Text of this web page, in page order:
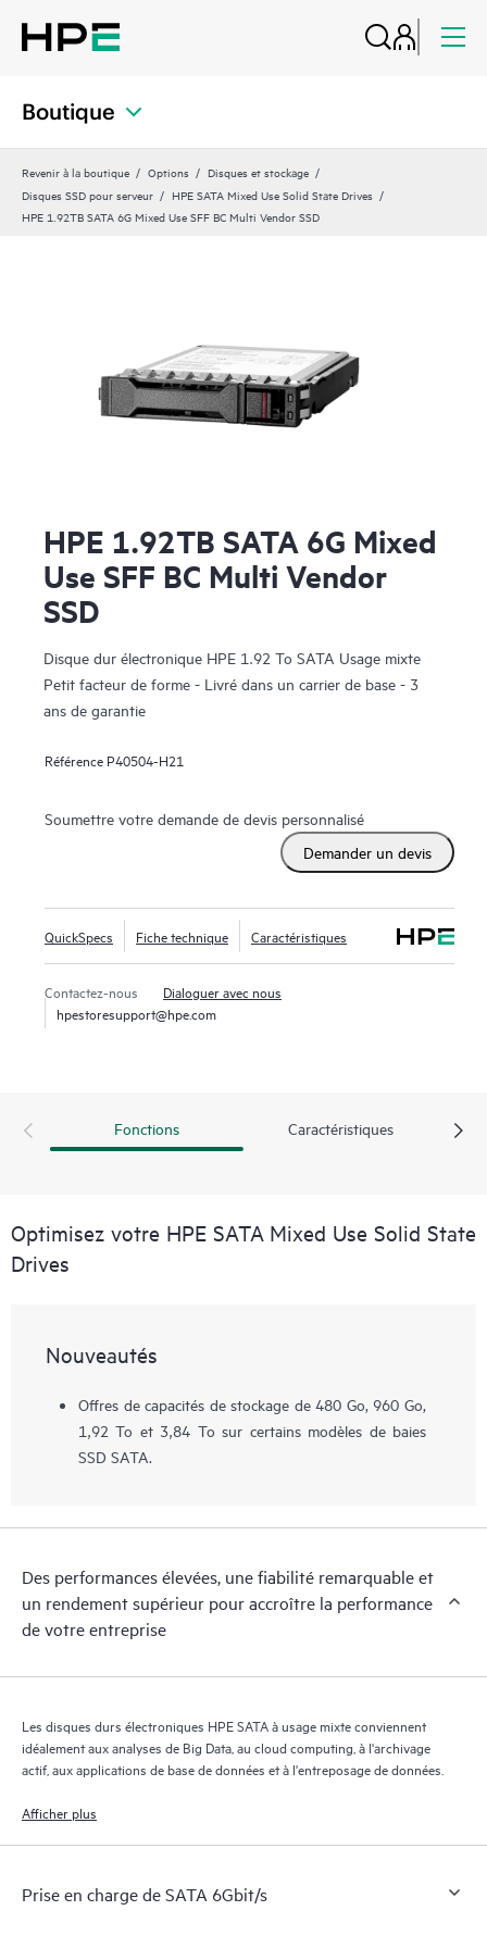
Boutique
Revenir à la boutique Options
Disques et stockage
Disques SSD pour serveur
HPE SATA Mixed Use Solid State Drives
HPE 1.92TB SATA 6G Mixed Use SFF BC Multi Vendor SSD
HPE 1.92TB SATA 6G Mixed
Use SFF BC Multi Vendor
SSD
Disque dur électronique HPE 1.92 To SATA Usage mixte
Petit facteur de forme - Livré dans un carrier de base - 3
ans de garantie
Référence P40504-H21
Soumettre votre demande de devis personnalisé
Demander un devis
QuickSpecs Fiche technique Caractéristiques
Contactez-nous
Dialoguer avec nous
hpestoresupport@hpe.com
Fonctions Caractéristiques
Optimisez votre HPE SATA Mixed Use Solid State
Drives
Nouveautés
Offres de capacités de stockage de 480 Go, 960 Go,
1,92 To et 3,84 To sur certains modèles de baies
SSD SATA.
Des performances élevées, une fiabilité remarquable et
un rendement supérieur pour accroître la performance
de votre entreprise
Les disques durs électroniques HPE SATA à usage mixte conviennent
idéalement aux analyses de Big Data, au cloud computing, à l'archivage
actif, aux applications de base de données et à l'entreposage de données.
Afficher plus
Prise en charge de SATA 6Gbit/s